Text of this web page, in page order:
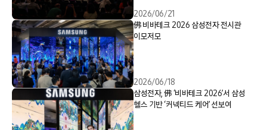
2026/06/21
佛 비바테크 2026 삼성전자 전시관
이모저모
2026/06/18
삼성전자, 佛 ‘비바테크 2026’서 삼성
헬스 기반 ‘커넥티드 케어’ 선보여